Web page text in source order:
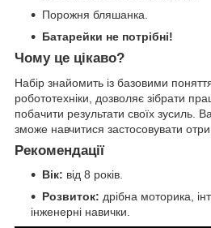
Порожня бляшанка.
Батарейки не потрібні!
Чому це цікаво?
Набір знайомить із базовими
робототехніки, дозволяє зібрати
побачити результати своїх зусиль.
зможе навчитися застосовувати
Рекомендації
Вік: від 8 років.
Розвиток: дрібна моторика,
інженерні навички.